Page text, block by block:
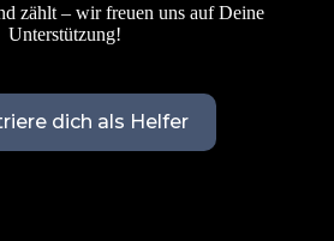
zählt – wir freuen uns auf Deine
Unterstützung!
dich als Helfer